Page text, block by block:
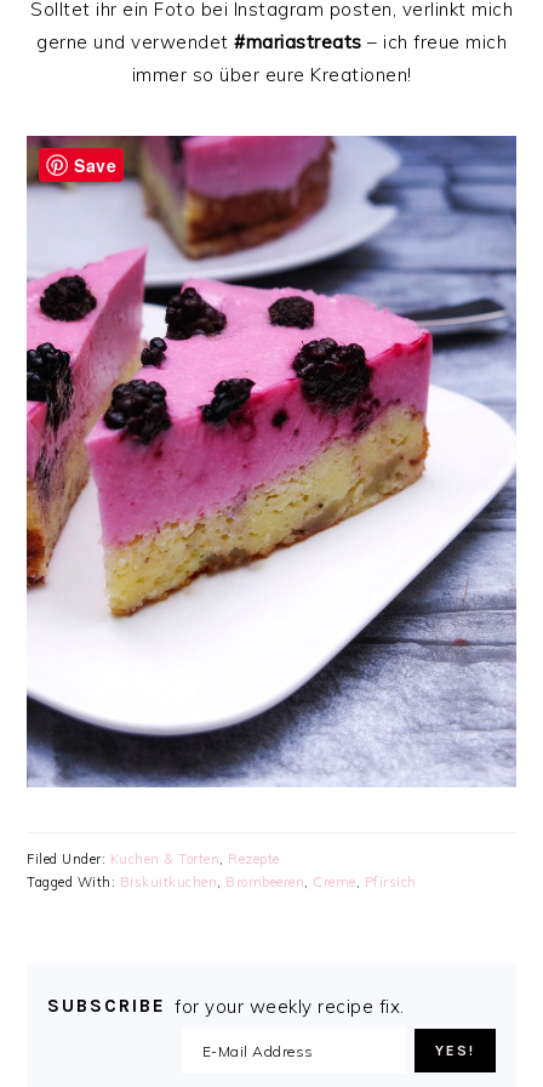
Solltet ihr ein Foto bei Instagram posten, verlinkt mich
gerne und verwendet #mariastreats – ich freue mich
immer so über eure Kreationen!
Filed Under: Kuchen & Torten, Rezepte
Tagged With: Biskuitkuchen, Brombeeren, Creme, Pfirsich
SUBSCRIBE for your weekly recipe fix.
Save